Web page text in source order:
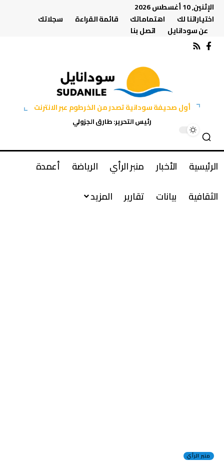
الإثنين, 10 أغسطس 2026
اختياراتنا لك
اهتماماتك قائمة القراءة
سجلاتك
عن سودانايل
اتصل بنا
أول صحيفة سودانية تصدر من الخرطوم عبر الانترنت
رئيس التحرير: طارق الجزولي
الرئيسية الأخبار منبر الرأي الرياضة
أعمدة
الثقافية
بيانات تقارير المزيد
منبر الرأي